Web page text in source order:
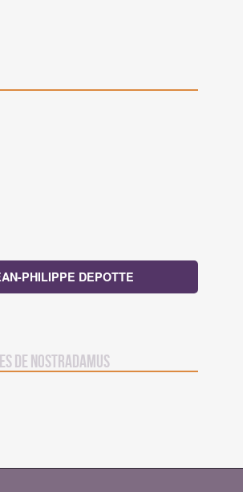
PHILIPPE DEPOTTE
de Nostradamus